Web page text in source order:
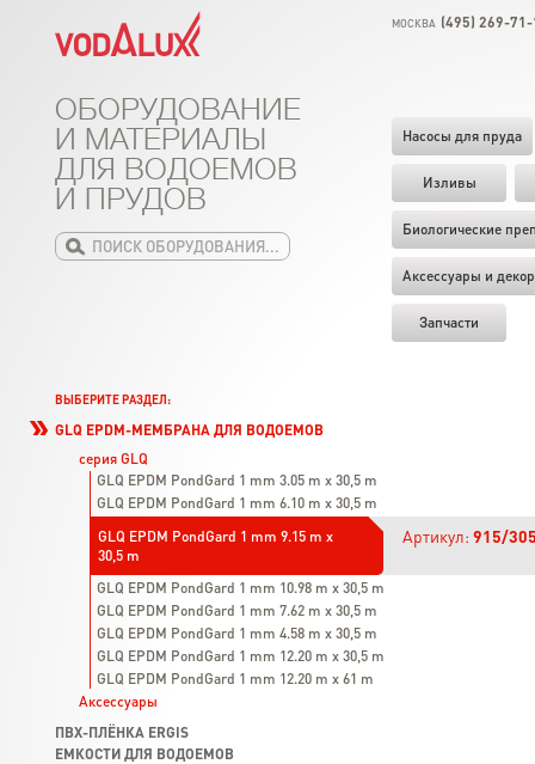
МОСКВА (495) 269-
Насосы для пруда
Изливы
Биологические
Аксессуары и декор
Запчасти
ОБОРУДОВАНИЕ
И МАТЕРИАЛЫ
ДЛЯ ВОДОЕМОВ
И ПРУДОВ
ВЫБЕРИТЕ РАЗДЕЛ:
GLQ EPDM-МЕМБРАНА ДЛЯ ВОДОЕМОВ
серия GLQ
GLQ EPDM PondGard 1 mm 3.05 m x 30,5 m
GLQ EPDM PondGard 1 mm 6.10 m x 30,5 m
GLQ EPDM PondGard 1 mm 9.15 m x
30,5 m
Артикул: 915/
GLQ EPDM PondGard 1 mm 10.98 m x 30,5 m
GLQ EPDM PondGard 1 mm 7.62 m x 30,5 m
GLQ EPDM PondGard 1 mm 4.58 m x 30,5 m
GLQ EPDM PondGard 1 mm 12.20 m x 30,5 m
GLQ EPDM PondGard 1 mm 12.20 m x 61 m
Аксессуары
ПВХ-ПЛЁНКА ERGIS
ЕМКОСТИ ДЛЯ ВОДОЕМОВ